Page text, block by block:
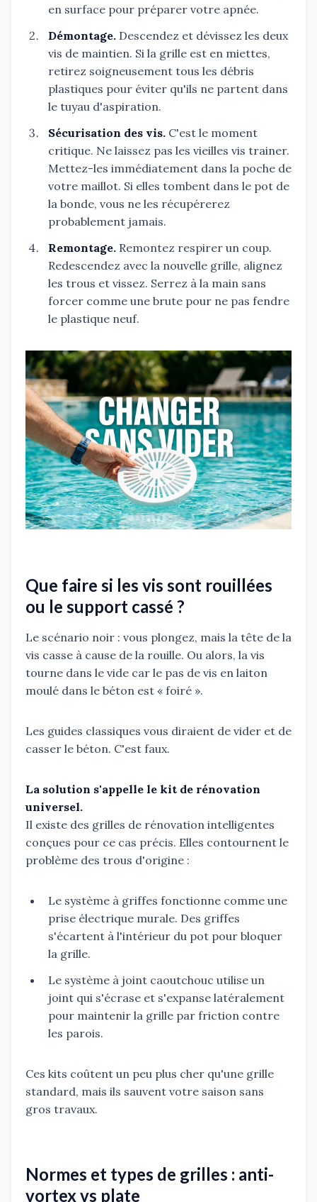
en surface pour préparer votre apnée.
Démontage. Descendez et dévissez les deux
vis de maintien. Si la grille est en miettes,
retirez soigneusement tous les débris
plastiques pour éviter qu'ils ne partent dans
le tuyau d'aspiration.
Sécurisation des vis. C'est le moment
critique. Ne laissez pas les vieilles vis trainer.
Mettez-les immédiatement dans la poche de
votre maillot. Si elles tombent dans le pot de
la bonde, vous ne les récupérerez
probablement jamais.
Remontage. Remontez respirer un coup.
Redescendez avec la nouvelle grille, alignez
les trous et vissez. Serrez à la main sans
forcer comme une brute pour ne pas fendre
le plastique neuf.
Que faire si les vis sont rouillées
ou le support cassé ?
Le scénario noir : vous plongez, mais la tête de la
vis casse à cause de la rouille. Ou alors, la vis
tourne dans le vide car le pas de vis en laiton
moulé dans le béton est « foiré ».
Les guides classiques vous diraient de vider et de
casser le béton. C'est faux.
La solution s'appelle le kit de rénovation
universel.
Il existe des grilles de rénovation intelligentes
conçues pour ce cas précis. Elles contournent le
problème des trous d'origine :
Le système à griffes fonctionne comme une
prise électrique murale. Des griffes
s'écartent à l'intérieur du pot pour bloquer
la grille.
Le système à joint caoutchouc utilise un
joint qui s'écrase et s'expanse latéralement
pour maintenir la grille par friction contre
les parois.
Ces kits coûtent un peu plus cher qu'une grille
standard, mais ils sauvent votre saison sans
gros travaux.
Normes et types de grilles : anti-
vortex vs plate